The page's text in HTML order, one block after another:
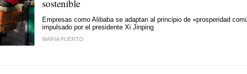
sostenible
Empresas como Alibaba se adaptan al principio de «prosperidad
impulsado por el presidente Xi Jinping
MARIA PUERTO